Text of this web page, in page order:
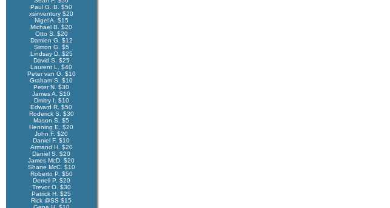
Paul G. B. $50
xsinventory $20
Nigel A. $15
Michael B. $20
Otto S. $20
Damien G. $12
Simon G. $5
Lindsay D. $25
David S. $25
Laurent L. $40
Peter van G. $10
Graham S. $10
Peter N. $30
James A. $10
Dmitry I. $10
Edward R. $50
Roderick S. $30
Mason S. $5
Henning E. $20
John F. $20
Daniel F. $10
Armand H. $20
Daniel S. $20
James McD. $20
Shane McC. $10
Roberto P. $50
Derrell P. $20
Trevor O. $30
Patrick H. $25
Rick @SS $15